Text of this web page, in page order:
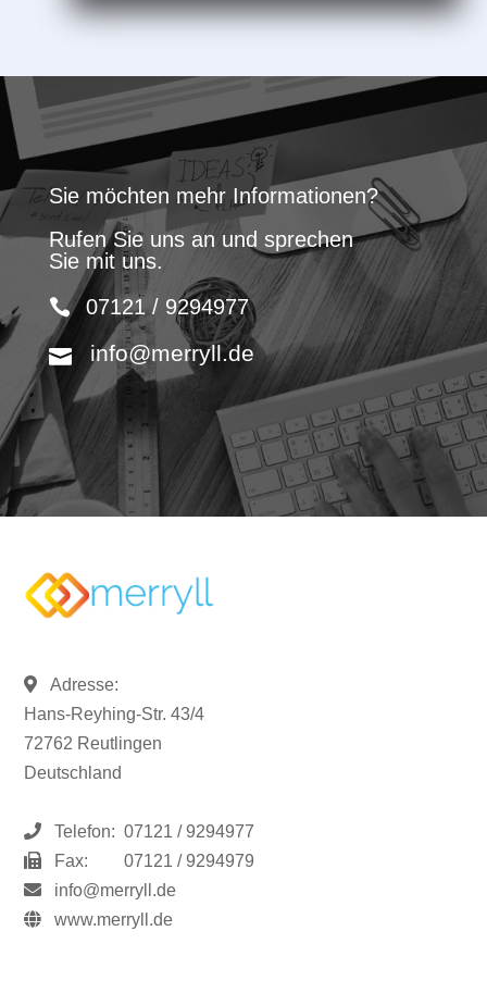
Sie möchten mehr Informationen?
Rufen Sie uns an und sprechen
Sie mit uns.
07121 / 9294977
info@merryll.de
Adresse:
Hans-Reyhing-Str. 43/4
72762 Reutlingen
Deutschland
Telefon: 07121 / 9294977
Fax:
07121 / 9294979
info@merryll.de
www.merryll.de